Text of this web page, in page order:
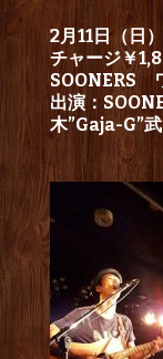
2月11日（
チャージ￥
SOONERS
出演：
木”Gaja-G”